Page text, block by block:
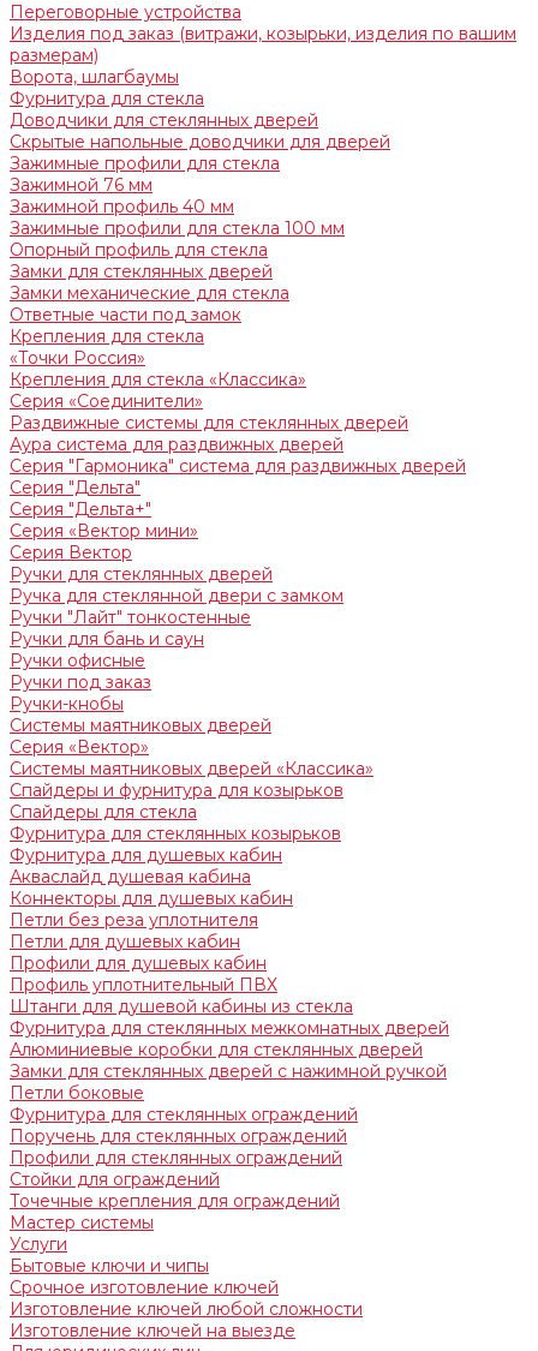
Переговорные устройства
Изделия под заказ (витражи, козырьки, изделия по вашим
размерам)
Ворота, шлагбаумы
Фурнитура для стекла
Доводчики для стеклянных дверей
Скрытые напольные доводчики для дверей
Зажимные профили для стекла
Зажимной 76 мм
Зажимной профиль 40 мм
Зажимные профили для стекла 100 мм
Опорный профиль для стекла
Замки для стеклянных дверей
Замки механические для стекла
Ответные части под замок
Крепления для стекла
«Точки Россия»
Крепления для стекла «Классика»
Серия «Соединители»
Раздвижные системы для стеклянных дверей
Аура система для раздвижных дверей
Серия "Гармоника" система для раздвижных дверей
Серия "Дельта"
Серия "Дельта+"
Серия «Вектор мини»
Серия Вектор
Ручки для стеклянных дверей
Ручка для стеклянной двери с замком
Ручки "Лайт" тонкостенные
Ручки для бань и саун
Ручки офисные
Ручки под заказ
Ручки-кнобы
Системы маятниковых дверей
Серия «Вектор»
Системы маятниковых дверей «Классика»
Спайдеры и фурнитура для козырьков
Спайдеры для стекла
Фурнитура для стеклянных козырьков
Фурнитура для душевых кабин
Акваслайд душевая кабина
Коннекторы для душевых кабин
Петли без реза уплотнителя
Петли для душевых кабин
Профили для душевых кабин
Профиль уплотнительный ПВХ
Штанги для душевой кабины из стекла
Фурнитура для стеклянных межкомнатных дверей
Алюминиевые коробки для стеклянных дверей
Замки для стеклянных дверей с нажимной ручкой
Петли боковые
Фурнитура для стеклянных ограждений
Поручень для стеклянных ограждений
Профили для стеклянных ограждений
Стойки для ограждений
Точечные крепления для ограждений
Мастер системы
Услуги
Бытовые ключи и чипы
Срочное изготовление ключей
Изготовление ключей любой сложности
Изготовление ключей на выезде